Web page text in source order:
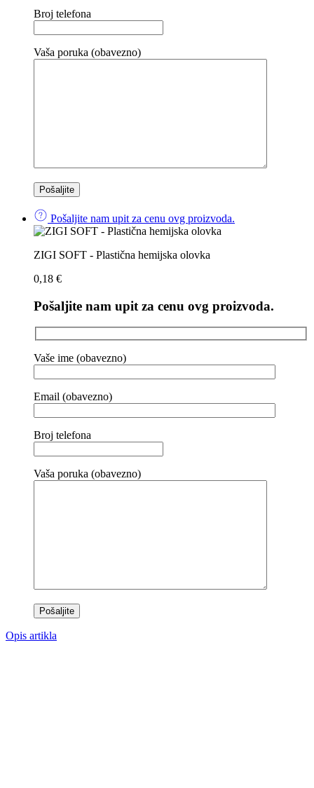
Broj telefona
Vaša poruka (obavezno)
Pošaljite nam upit za cenu ovg proizvoda.
ZIGI SOFT - Plastična hemijska olovka
0,18 €
Pošaljite nam upit za cenu ovg proizvoda.
Vaše ime (obavezno)
Email (obavezno)
Broj telefona
Vaša poruka (obavezno)
Opis artikla